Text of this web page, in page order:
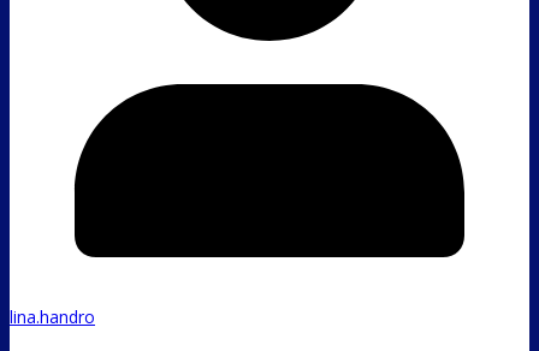
lina.handro